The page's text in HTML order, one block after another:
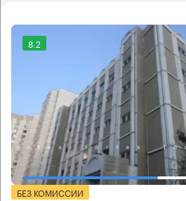
8.2
БЕЗ КОМИССИИ